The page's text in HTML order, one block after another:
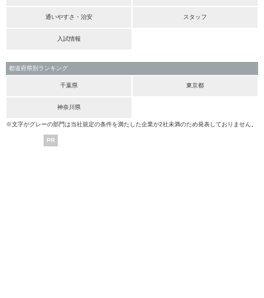
通いやすさ・治安 スタッフ
入試情報
都道府県別ランキング
千葉県 東京都
神奈川県
※文字がグレーの部門は当社規定の条件を満たした企業が2社未満のため発表しておりません。
PR